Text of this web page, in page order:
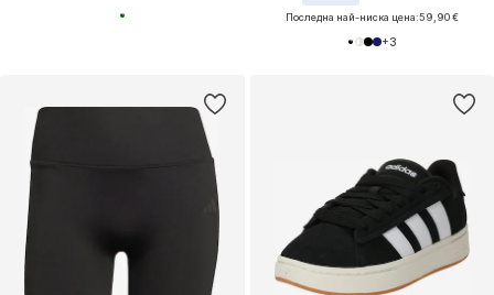
Последна най-ниска цена:59,90 €
+3